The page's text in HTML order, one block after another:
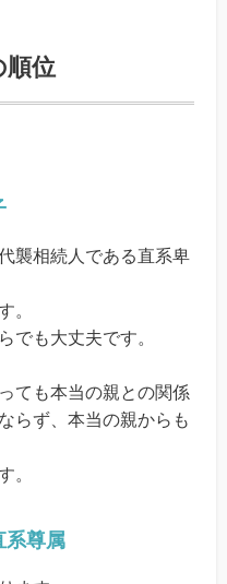
順位
襲相続人である直系卑
。
でも大丈夫です。
ても本当の親との関係
らず、本当の親からも
。
尊属